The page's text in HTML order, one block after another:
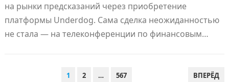
на рынки предсказаний через приобретение
платформы Underdog. Сама сделка неожиданностью
не стала — на телеконференции по финансовым…
1 2 … 567 ВПЕРЁД